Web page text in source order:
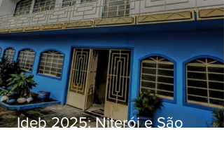
Ideb 2025: Niterói e São